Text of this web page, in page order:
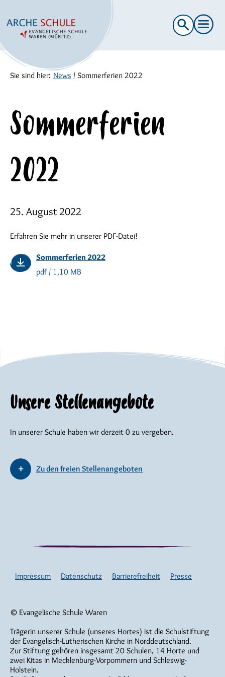
Suche
nach:
Sie sind hier: News / Sommerferien 2022
Sommerferien
2022
25. August 2022
Erfahren Sie mehr in unserer PDF-Datei!
Sommerferien 2022
pdf / 1,10 MB
Unsere Stellenangebote
In unserer Schule haben wir derzeit 0 zu vergeben.
Zu den freien Stellenangeboten
© Evangelische Schule Waren
Trägerin unserer Schule (unseres Hortes) ist die Schulstiftung
der Evangelisch-Lutherischen Kirche in Norddeutschland.
Zur Stiftung gehören insgesamt 20 Schulen, 14 Horte und
zwei Kitas in Mecklenburg-Vorpommern und Schleswig-
Holstein.
Impressum Datenschutz Barrierefreiheit Presse